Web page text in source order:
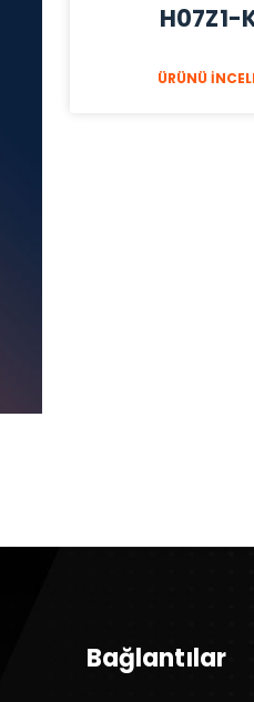
H07Z1-
ÜRÜNÜ
Bağlantılar